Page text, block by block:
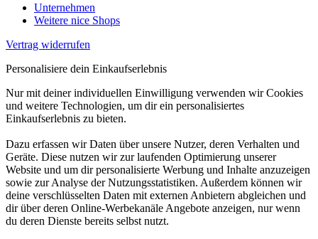
Unternehmen
Weitere nice Shops
Vertrag widerrufen
Personalisiere dein Einkaufserlebnis
Nur mit deiner individuellen Einwilligung verwenden wir Cookies
und weitere Technologien, um dir ein personalisiertes
Einkaufserlebnis zu bieten.
Dazu erfassen wir Daten über unsere Nutzer, deren Verhalten und
Geräte. Diese nutzen wir zur laufenden Optimierung unserer
Website und um dir personalisierte Werbung und Inhalte anzuzeigen
sowie zur Analyse der Nutzungsstatistiken. Außerdem können wir
deine verschlüsselten Daten mit externen Anbietern abgleichen und
dir über deren Online-Werbekanäle Angebote anzeigen, nur wenn
du deren Dienste bereits selbst nutzt.